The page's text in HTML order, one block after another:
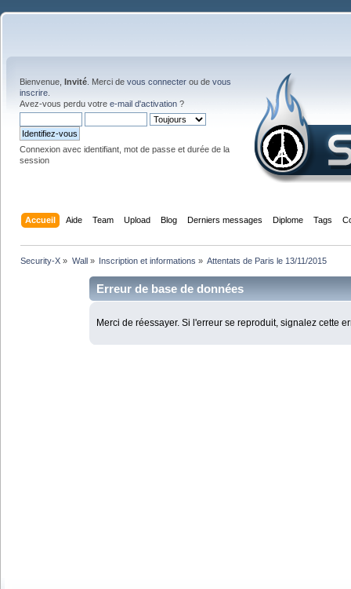
Bienvenue, Invité . Merci de vous connecter ou de vous
inscrire
Avez-vous perdu votre e-mail d'activation ?
Connexion avec identifiant, mot de passe et durée de la
session
Accueil Aide Team Upload Blog Derniers messages Diplome Tags
Security-X » Wall» Inscription et informations » Attentats de Paris le 13/11/2015
Erreur de base de données
Merci de réessayer. Si l'erreur se reproduit, signalez cette